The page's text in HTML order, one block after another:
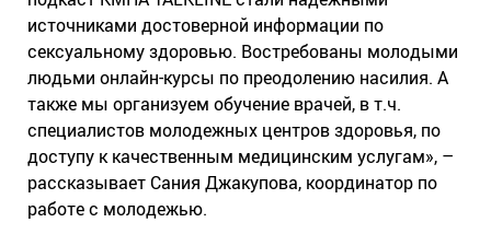
источниками достоверной информации по
сексуальному здоровью. Востребованы молодыми
людьми онлайн-курсы по преодолению насилия. А
также мы организуем обучение врачей, в т.ч.
специалистов молодежных центров здоровья, по
доступу к качественным медицинским услугам», –
рассказывает Сания Джакупова, координатор по
работе с молодежью.